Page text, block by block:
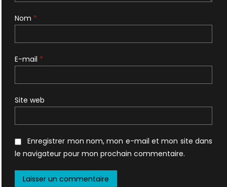
Nom *
E-mail *
Site web
Enregistrer mon nom, mon e-mail et mon site dans
le navigateur pour mon prochain commentaire.